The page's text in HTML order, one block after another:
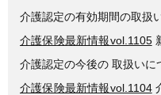
介護認定の有効期間の取扱
介護保険最新情報vol.1105
介護認定の今後の 取扱いに
介護保険最新情報vol.1104